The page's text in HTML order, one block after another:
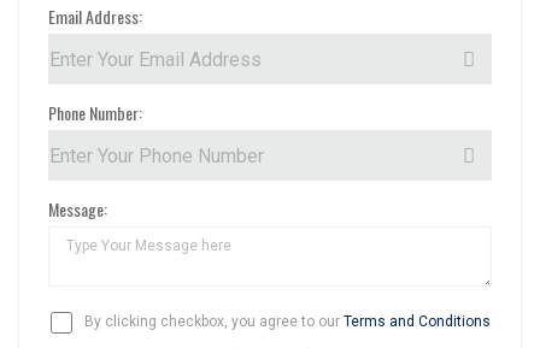
Email Address:
Phone Number:
Message:
By clicking checkbox, you agree to our Terms and Conditions